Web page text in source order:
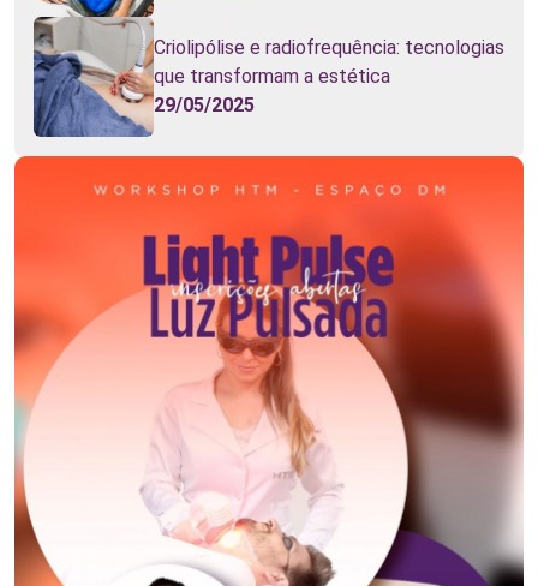
Criolipólise e radiofrequência: tecnologias
que transformam a estética
29/05/2025